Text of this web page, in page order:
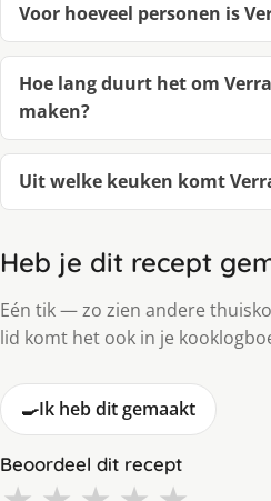
Voor hoeveel personen is
Hoe lang duurt het om
maken?
Uit welke keuken komt
Heb je dit recept
Eén tik — zo zien andere
lid komt het ook in je
🍳Ik heb dit gemaakt
Beoordeel dit recept